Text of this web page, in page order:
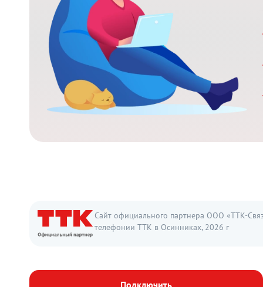
Сайт официального партнера ООО «ТТК-
телефонии ТТК в Осинниках, 2026 г